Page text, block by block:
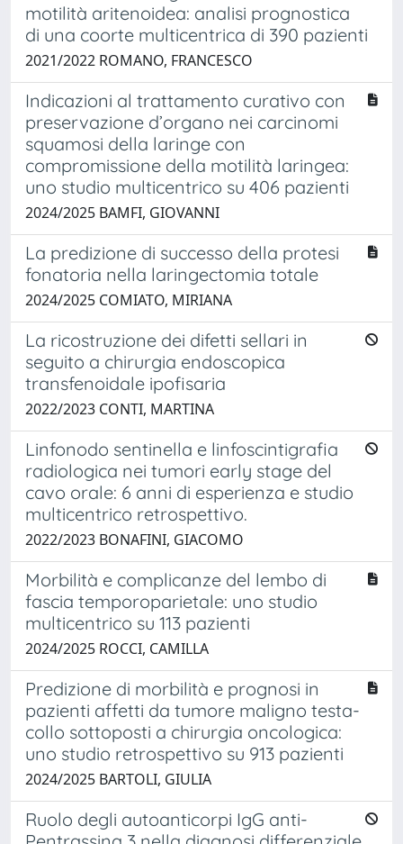
motilità aritenoidea: analisi prognostica
di una coorte multicentrica di 390 pazienti
2021/2022 ROMANO, FRANCESCO
Indicazioni al trattamento curativo con
preservazione d’organo nei carcinomi
squamosi della laringe con
compromissione della motilità laringea:
uno studio multicentrico su 406 pazienti
2024/2025 BAMFI, GIOVANNI
La predizione di successo della protesi
fonatoria nella laringectomia totale
2024/2025 COMIATO, MIRIANA
La ricostruzione dei difetti sellari in
seguito a chirurgia endoscopica
transfenoidale ipofisaria
2022/2023 CONTI, MARTINA
Linfonodo sentinella e linfoscintigrafia
radiologica nei tumori early stage del
cavo orale: 6 anni di esperienza e studio
multicentrico retrospettivo.
2022/2023 BONAFINI, GIACOMO
Morbilità e complicanze del lembo di
fascia temporoparietale: uno studio
multicentrico su 113 pazienti
2024/2025 ROCCI, CAMILLA
Predizione di morbilità e prognosi in
pazienti affetti da tumore maligno testa-
collo sottoposti a chirurgia oncologica:
uno studio retrospettivo su 913 pazienti
2024/2025 BARTOLI, GIULIA
Ruolo degli autoanticorpi IgG anti-